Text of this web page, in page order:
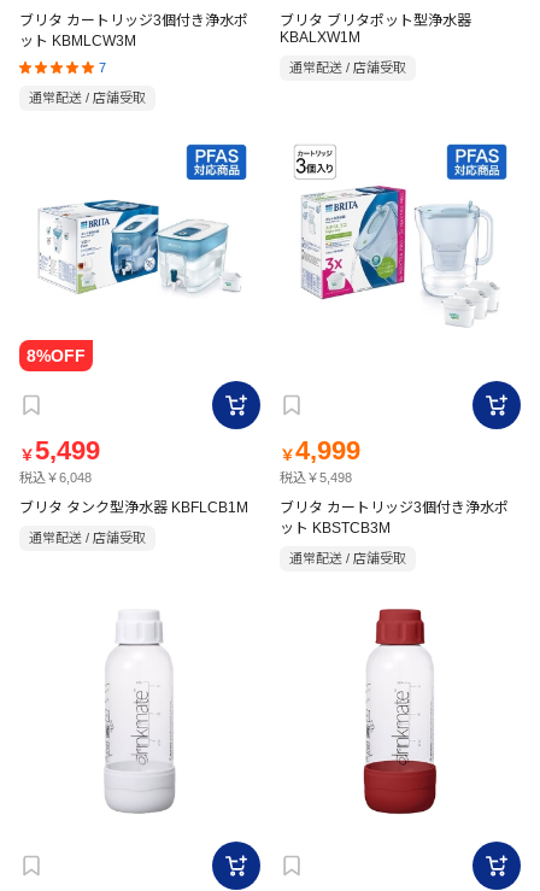
ブリタ カートリッジ3個付き浄水ポ
ット KBMLCW3M
7
通常配送 / 店舗受取
ブリタ ブリタポット型浄水器
KBALXW1M
通常配送 / 店舗受取
￥5,499
税込￥6,048
ブリタ タンク型浄水器 KBFLCB1M
通常配送 / 店舗受取
￥4,999
税込￥5,498
ブリタ カートリッジ3個付き浄水ポ
ット KBSTCB3M
通常配送 / 店舗受取